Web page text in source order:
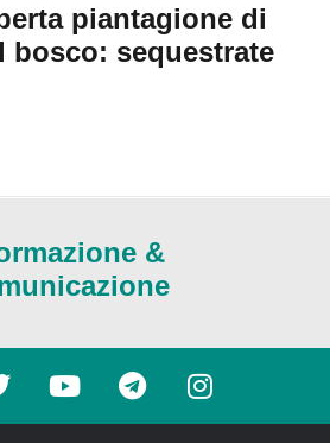
piantagione di
bosco: sequestrate
&